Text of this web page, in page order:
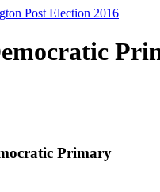
Election 2016
Primary